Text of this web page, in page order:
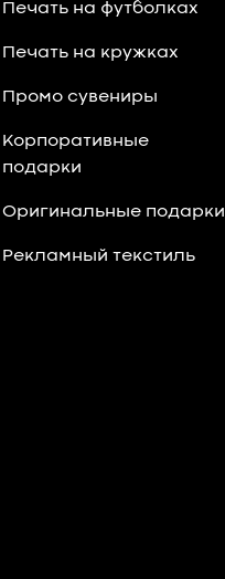
Печать на футболках
Печать на кружках
Промо сувениры
Корпоративные
подарки
Оригинальные подарки
Рекламный текстиль